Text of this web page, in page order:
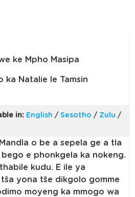
ke Mpho Masipa
ka Natalie le Tamsin
in: English / Sesotho / Zulu /
o be a sepela ge a tla
e phonkgela ka nokeng.
kudu. E ile ya
yona tše dikgolo gomme
moyeng ka mmogo wa